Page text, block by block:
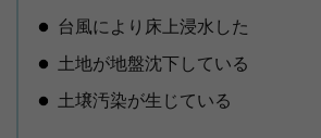
台風により床上浸水した
土地が地盤沈下している
土壌汚染が生じている